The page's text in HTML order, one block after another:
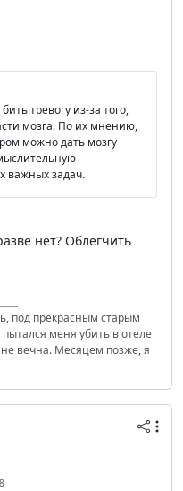
тревогу из-за того,
мозга. По их мнению,
можно дать мозгу
важных задач.
нет? Облегчить
под прекрасным старым
меня убить в отеле
вечна. Месяцем позже, я